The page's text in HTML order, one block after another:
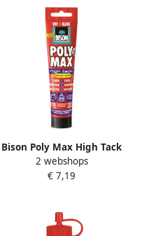
Bison Poly Max High Tack
Express Wit Tub 165G*6 Nlfr
6312640
2 webshops
€ 7,19